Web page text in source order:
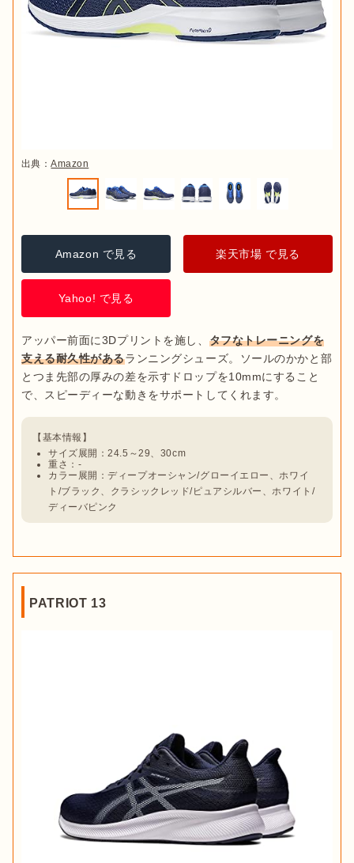
出典：Amazon
Amazon で見る 楽天市場 で見る
Yahoo! で見る
アッパー前面に3Dプリントを施し、 タフなトレーニングを
支える耐久性があるランニングシューズ。ソールのかかと部
とつま先部の厚みの差を示すドロップを10mmにすること
サイズ展開：24.5～29、30cm
重さ：-
カラー展開：ディープオーシャン/グローイエロー、ホワイ
ト/ブラック、クラシックレッド/ピュアシルバー、ホワイト/
ディーバピンク
PATRIOT 13